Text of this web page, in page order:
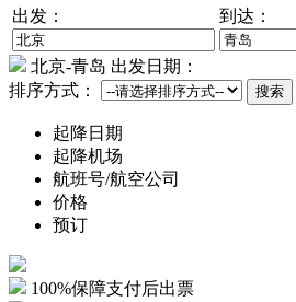
出发：
到达：
北京-青岛 出发日期：
排序方式：
起降日期
起降机场
航班号/航空公司
价格
预订
100%保障支付后出票